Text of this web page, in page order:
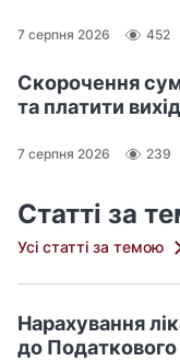
7 серпня 2026 452
Скорочення
та платити
7 серпня 2026 239
Статті за
Усі статті за темою
Нарахування
до